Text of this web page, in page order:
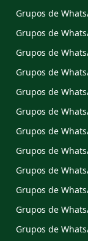
Grupos de
Grupos de
Grupos de
Grupos de
Grupos de
Grupos de
Grupos de
Grupos de
Grupos de
Grupos de
Grupos de
Grupos de